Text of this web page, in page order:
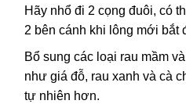
Hãy nhổ đi 2 cọng đuôi, có
2 bên cánh khi lông mới bắt
Bổ sung các loại rau mầm
như giá đỗ, rau xanh và cà
tự nhiên hơn.